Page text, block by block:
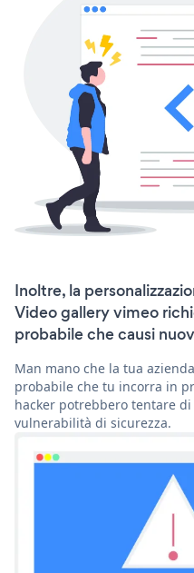
Inoltre, la
Video gallery vimeo
probabile che causi
Man mano che la tua
probabile che tu incorra in
hacker potrebbero tentare
vulnerabilità di sicurezza.